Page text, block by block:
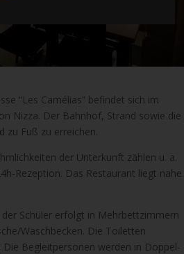
“Les Camélias” befindet sich im
Nizza. Der Bahnhof, Strand sowie die
zu Fuß zu erreichen.
der Unterkunft zählen u. a.
Rezeption. Das Restaurant liegt nahe
Schüler erfolgt in Mehrbettzimmern
Waschbecken. Die Toiletten
Begleitpersonen werden in Doppel-